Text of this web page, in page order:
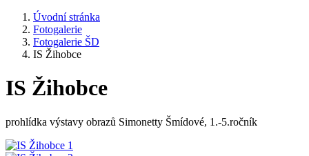
Úvodní stránka
Fotogalerie
Fotogalerie ŠD
IS Žihobce
IS Žihobce
prohlídka výstavy obrazů Simonetty Šmídové, 1.-5.ročník